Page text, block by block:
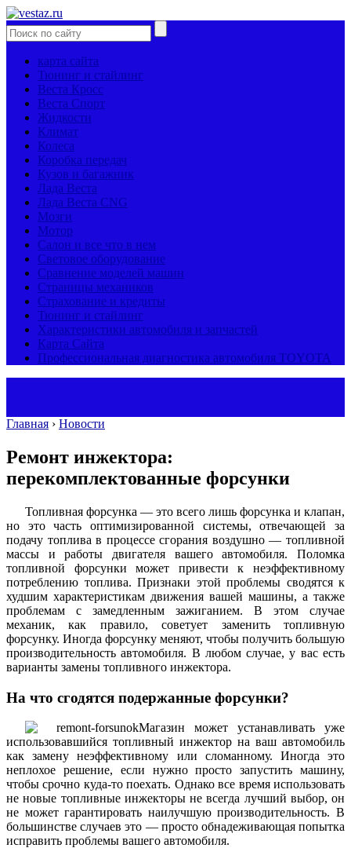
карта сайта
Тюнинг и стайлинг
Веста Кросс
Веста Спорт
Жидкости
Климат
Колеса
Коробка передач
Кузов и багажник
Лада Веста
Лада Веста CNG
Мозги
Мотор
Салон и все что в нем
Световое оборудование
Сравнение моделей машин
Страницы механиков
Страхование и кредиты
Тюнинг и стайлинг
Характеристики автомобиля и запчастей
Карта Сайта
Профессиональная диагностика автомобиля TOYOTA
Главная › Новости
Ремонт инжектора:
перекомплектованные форсунки
Топливная форсунка — это всего лишь форсунка и клапан,
но это часть оптимизированной системы, отвечающей за
подачу топлива в процессе сгорания воздушно — топливной
массы и работы двигателя вашего автомобиля. Поломка
топливной форсунки может привести к неэффективному
потреблению топлива. Признаки этой проблемы сводятся к
худшим характеристикам движения вашей машины, а также
проблемам с замедленным зажиганием. В этом случае
механик, как правило, советует заменить топливную
форсунку. Иногда форсунку меняют, чтобы получить большую
производительность автомобиля. В любом случае, у вас есть
варианты замены топливного инжектора.
На что сгодятся подержанные форсунки?
Магазин может устанавливать уже
использовавшийся топливный инжектор на ваш автомобиль
как замену неэффективному или сломанному. Иногда это
неплохое решение, если нужно просто запустить машину,
чтобы срочно куда-то поехать. Однако все время использовать
не новые топливные инжекторы не всегда лучший выбор, он
не может гарантировать наилучшую производительность. В
большинстве случаев это — просто обнадеживающая попытка
исправить проблемы вашего автомобиля.